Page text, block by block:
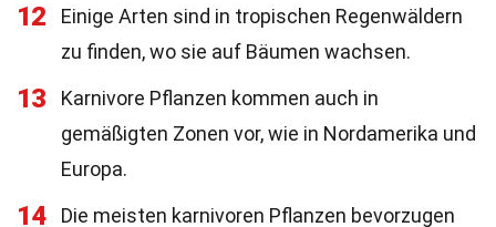
12
Einige Arten sind in tropischen Regenwäldern
zu finden, wo sie auf Bäumen wachsen.
13
Karnivore Pflanzen kommen auch in
gemäßigten Zonen vor, wie in Nordamerika und
Europa.
14
Die meisten karnivoren Pflanzen bevorzugen